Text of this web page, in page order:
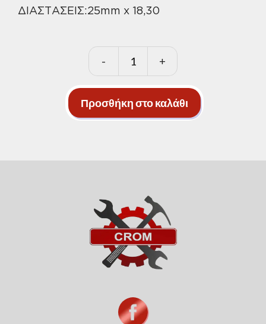
ΔΙΑΣΤΑΣΕΙΣ:25mm x 18,30
-
Αντιολισθητική
ταινία
διάφανη
25mm
+
Προσθήκη στο καλάθι